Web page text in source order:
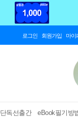
로그인 회원가입 마이
단독선출간 eBook필기방